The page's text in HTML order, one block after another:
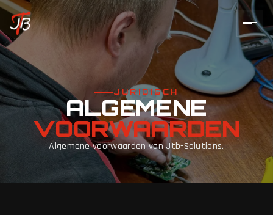
JURIDISCH
ALGEMENE
VOORWAARDEN
Algemene voorwaarden van Jtb-Solutions.